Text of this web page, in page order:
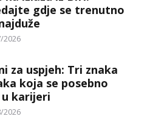
gdje se trenutno
2026
za uspjeh: Tri znaka
koja se posebno
karijeri
2026